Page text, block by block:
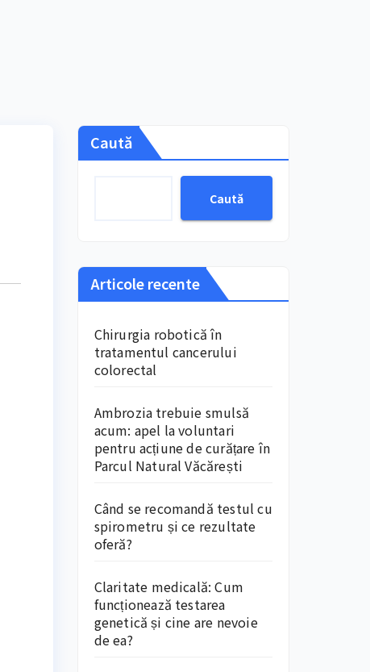
Caută
Caută
Articole recente
Chirurgia robotică în
tratamentul cancerului
colorectal
Ambrozia trebuie smulsă
acum: apel la voluntari
pentru acțiune de curățare în
Parcul Natural Văcărești
Când se recomandă testul cu
spirometru și ce rezultate
oferă?
Claritate medicală: Cum
funcționează testarea
genetică și cine are nevoie
de ea?